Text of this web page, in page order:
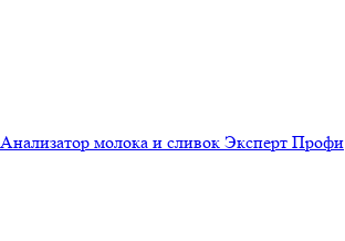
Анализатор молока и сливок Эксперт Профи